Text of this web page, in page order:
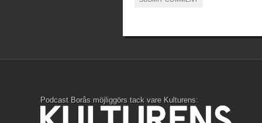
Podcast Borås möjliggörs tack vare Kulturens: